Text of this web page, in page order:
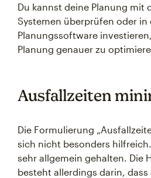
Du kannst deine Planung mit
Systemen überprüfen oder in
Planungssoftware
Planung genauer zu
Ausfallzeiten
Die Formulierung
sich nicht besonders
sehr allgemein gehalten. Die
besteht allerdings darin, dass